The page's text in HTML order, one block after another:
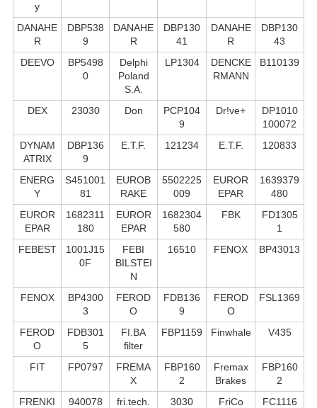
y
DANAHE
R
DBP538
9
DANAHE
R
DBP130
41
DANAHE
R
DBP130
43
DEEVO
BP5498
0
Delphi
Poland
S.А.
LP1304
DENCKE
RMANN
B110139
DEX 23030 Don
PCP104
9
Dr!ve+
DP1010
100072
DYNAM
ATRIX
DBP136
9
E.T.F. 121234 E.T.F. 120833
ENERG
Y
S451001
81
EUROB
RAKE
5502225
009
EUROR
EPAR
1639379
480
EUROR
EPAR
1682311
180
EUROR
EPAR
1682304
580
FBK
FD1305
1
FEBEST
1001J15
0F
FEBI
BILSTEI
N
16510 FENOX BP43013
FENOX
BP4300
3
FEROD
O
FDB136
9
FEROD
O
FSL1369
FEROD
O
FDB301
5
FI.BA
filter
FBP1159 Finwhale V435
FIT FP0797
FREMA
X
FBP160
2
Fremax
Brakes
FBP160
2
FRENKI
940078 fri.tech. 3030 FriCo FC1116